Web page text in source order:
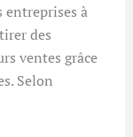
entreprises à
des
ventes grâce
Selon